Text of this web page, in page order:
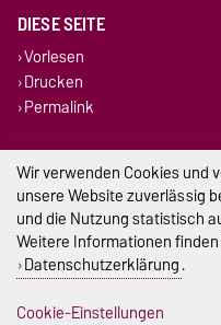
DIESE SEITE
Vorlesen
Drucken
Permalink
Wir verwenden Cookies und
unsere Website zuverlässig
und die Nutzung statistisch
Weitere Informationen
Datenschutzerklärung.
Cookie-Einstellungen